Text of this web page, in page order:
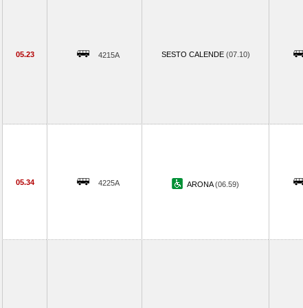
05.23 4215A SESTO CALENDE (07.10)
05.34 4225A ARONA(06.59)